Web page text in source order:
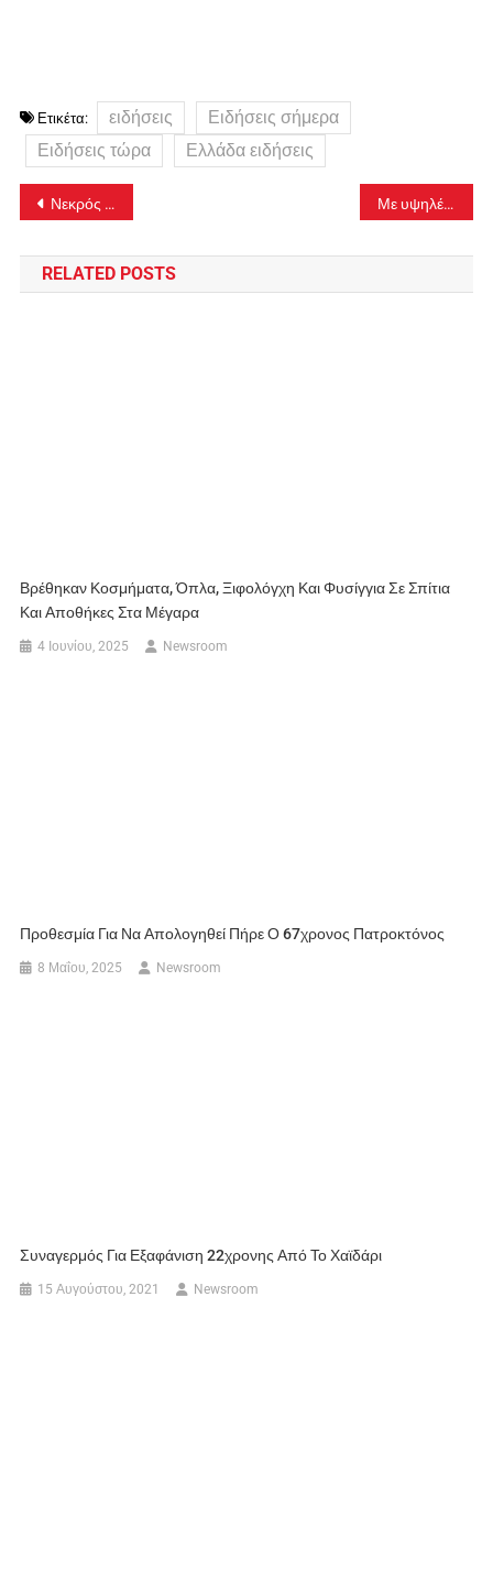
Ετικέτα: ειδήσεις
Ειδήσεις σήμερα
Ειδήσεις τώρα
Ελλάδα ειδήσεις
Πλοήγηση
άρθρων
Νεκρός ανασύρθηκε ηλικιωμένος από φρεάτιο ομβρίων υδάτων Με υψηλές θερμοκρασίες μπαίνει ο Ιούνιος – «Σκαρφαλώνει» κοντά στους 40 βαθμούς τις επόμενες ημέρες ο υδράργυρος
RELATED POSTS
Βρέθηκαν Κοσμήματα, Όπλα, Ξιφολόγχη Και Φυσίγγια Σε Σπίτια
Και Αποθήκες Στα Μέγαρα
4 Ιουνίου, 2025 Newsroom
Προθεσμία Για Να Απολογηθεί Πήρε Ο 67χρονος Πατροκτόνος
8 Μαΐου, 2025 Newsroom
Συναγερμός Για Εξαφάνιση 22χρονης Από Το Χαϊδάρι
15 Αυγούστου, 2021 Newsroom